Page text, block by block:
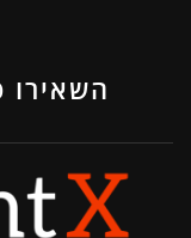
השאירו